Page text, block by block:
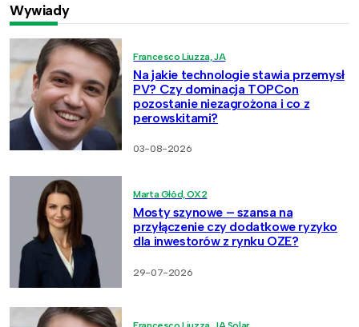
Wywiady
Francesco Liuzza, JA
Na jakie technologie stawia przemysł
PV? Czy dominacja TOPCon
pozostanie niezagrożona i co z
perowskitami?
03-08-2026
Marta Głód, OX2
Mosty szynowe – szansa na
przyłączenie czy dodatkowe ryzyko
dla inwestorów z rynku OZE?
29-07-2026